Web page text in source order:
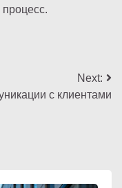
Next:
с клиентами